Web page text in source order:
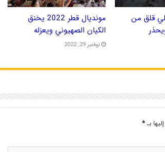
قلق من
مونديال قطر 2022 يخنق
الكيان الصهيوني ويعزله
نوفمبر 29, 2022
بـ*